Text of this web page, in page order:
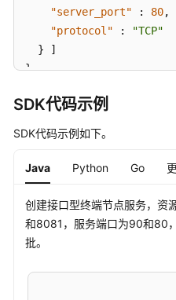
"server_port"
: 80,
"protocol"
:
"TCP"
}
]
}
SDK代码示例
SDK代码示例如下。
Java Python Go
创建接口型终端节点服务，资
和8081，服务端口为90和80
批。